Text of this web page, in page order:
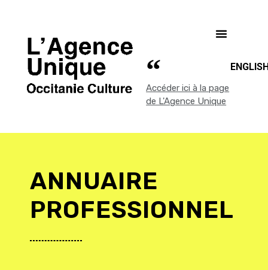
Accéder ici à la page
de L'Agence Unique
ANNUAIRE
PROFESSIONNEL